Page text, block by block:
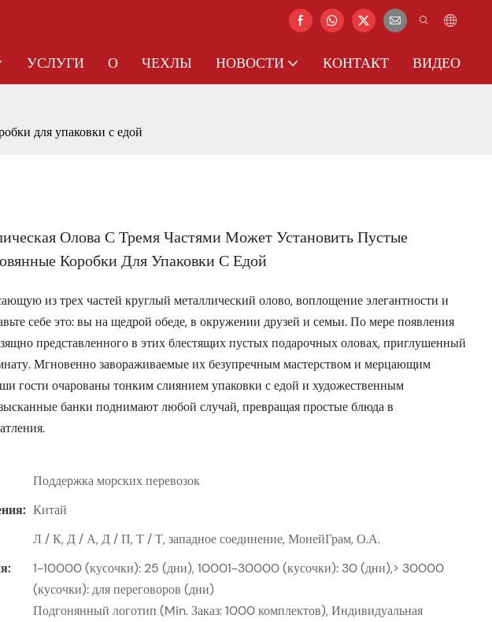
УСЛУГИ О ЧЕХЛЫ НОВОСТИ КОНТАКТ ВИДЕО
для упаковки с едой
Олова С Тремя Частями Может Установить Пустые
Коробки Для Упаковки С Едой
из трех частей круглый металлический олово, воплощение элегантности и
себе это: вы на щедрой обеде, в окружении друзей и семьи. По мере появления
представленного в этих блестящих пустых подарочных оловах, приглушенный
Мгновенно завораживаемые их безупречным мастерством и мерцающим
гости очарованы тонким слиянием упаковки с едой и художественным
банки поднимают любой случай, превращая простые блюда в
Поддержка морских перевозок
Китай
Л / К, Д / А, Д / П, Т / Т, западное соединение, МонейГрам, О.А.
1-10000 (кусочки): 25 (дни), 10001-30000 (кусочки): 30 (дни),> 30000
(кусочки): для переговоров (дни)
Подгонянный логотип (Min. Заказ: 1000 комплектов), Индивидуальная